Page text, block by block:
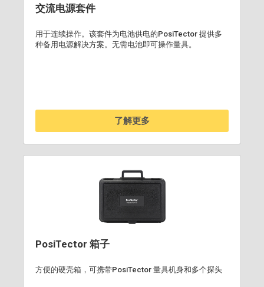
交流电源套件
用于连续操作。该套件为电池供电的PosiTector 提供多
种备用电源解决方案。无需电池即可操作量具。
了解更多
PosiTector 箱子
方便的硬壳箱，可携带PosiTector 量具机身和多个探头